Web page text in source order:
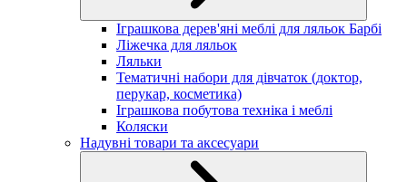
Іграшкова дерев'яні меблі для ляльок Барбі
Ліжечка для ляльок
Ляльки
Тематичні набори для дівчаток (доктор,
перукар, косметика)
Іграшкова побутова техніка і меблі
Коляски
Надувні товари та аксесуари